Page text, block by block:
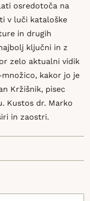
osredotoča na
v luči kataloške
in drugih
ključni in z
zelo aktualni vidik
kakor jo je
Kržišnik, pisec
Kustos dr. Marko
in zaostri.